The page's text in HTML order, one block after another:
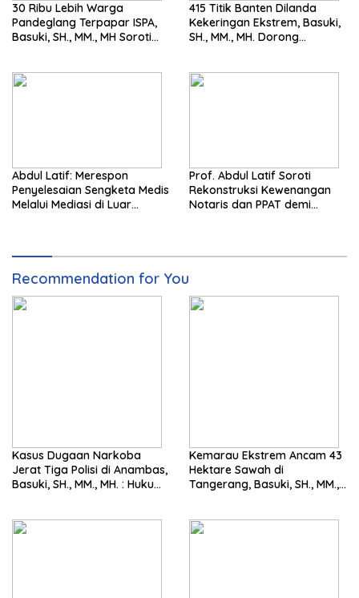
30 Ribu Lebih Warga
Pandeglang Terpapar ISPA,
Basuki, SH., MM., MH Soroti
415 Titik Banten Dilanda
Kekeringan Ekstrem, Basuki,
SH., MM., MH. Dorong
Abdul Latif: Merespon
Penyelesaian Sengketa Medis
Melalui Mediasi di Luar
Prof. Abdul Latif Soroti
Rekonstruksi Kewenangan
Notaris dan PPAT demi
Recommendation for You
Kasus Dugaan Narkoba
Jerat Tiga Polisi di Anambas,
Basuki, SH., MM., MH. : Hukum
Kemarau Ekstrem Ancam 43
Hektare Sawah di
Tangerang, Basuki, SH., MM.,